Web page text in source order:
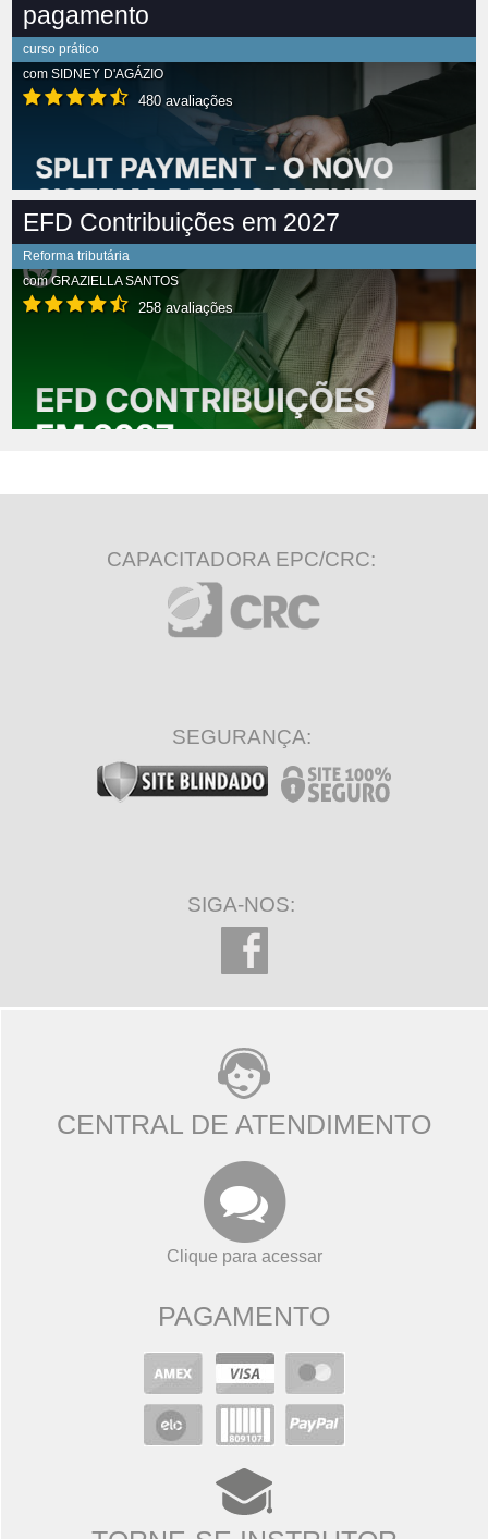
pagamento
curso prático
com SIDNEY D'AGÁZIO
480 avaliações
EFD Contribuições em 2027
Reforma tributária
comGRAZIELLA SANTOS
258 avaliações
CAPACITADORA EPC/CRC:
SEGURANÇA:
SIGA-NOS:
CENTRAL DE ATENDIMENTO
Clique para acessar
PAGAMENTO